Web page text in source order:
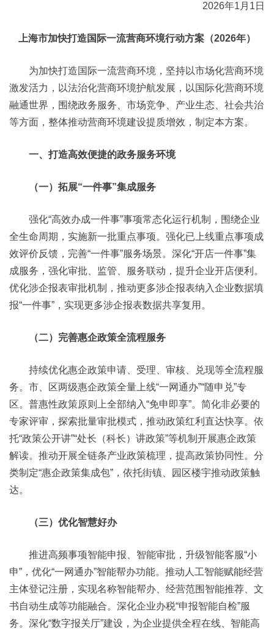
2026年1月1日
上海市加快打造国际一流营商环境行动方案（2026年）
为加快打造国际一流营商环境，坚持以市场化营商环境
激发活力，以法治化营商环境护航发展，以国际化营商环境
融通世界，围绕政务服务、市场竞争、产业生态、社会共治
等方面，整体推动营商环境建设提质增效，制定本方案。
一、打造高效便捷的政务服务环境
（一）拓展“一件事”集成服务
强化“高效办成一件事”事项常态化运行机制，围绕企业
全生命周期，实施新一批重点事项。强化已上线重点事项成
效评价反馈，完善“一件事”服务场景。深化“开店一件事”集
成服务，强化审批、监管、服务联动，提升企业开店便利。
优化涉企报表审批机制，推动更多涉企报表纳入企业数据填
报“一件事”，实现更多涉企报表数据共享复用。
（二）完善惠企政策全流程服务
持续优化惠企政策申请、受理、审核、兑现等全流程服
务。市、区两级惠企政策全量上线“一网通办”“随申兑”专
区。普惠性政策原则上全部纳入“免申即享”。简化非必要的
专家评审，探索批量审批模式，推动政策红利直达快享。依
托“政策公开讲”“处长（科长）讲政策”等机制开展惠企政策
解读。推动开展全链条产业政策梳理，提高政策协同性。分
类制定“惠企政策集成包”，依托街镇、园区楼宇推动政策触
达。
（三）优化智慧好办
推进高频事项智能申报、智能审批，升级智能客服“小
申”，优化“一网通办”智能帮办功能。推动人工智能赋能经营
主体登记注册，实现名称智能帮办、经营范围智能推荐、文
书自动生成等功能融合。深化企业办税“申报智能自检”服
务。深化“数字报关厅”建设，为企业提供全程在线、智能高